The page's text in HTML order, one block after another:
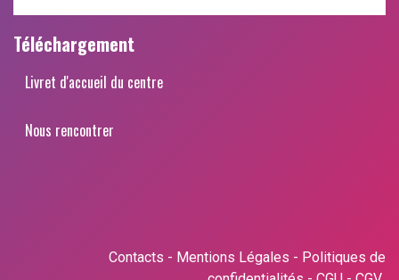
Téléchargement
Livret d'accueil du centre
Nous rencontrer
Contacts - Mentions Légales - Politiques de